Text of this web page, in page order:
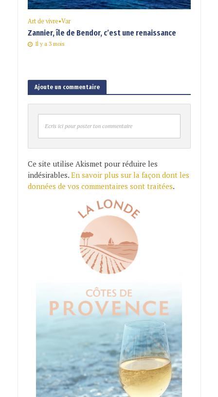
Art de vivre•Var
Zannier, île de Bendor, c’est une renaissance
Il y a 3 mois
Ajoute un commentaire
Ecris ici pour poster ton commentaire
Ce site utilise Akismet pour réduire les
indésirables. En savoir plus sur la façon dont les
données de vos commentaires sont traitées.